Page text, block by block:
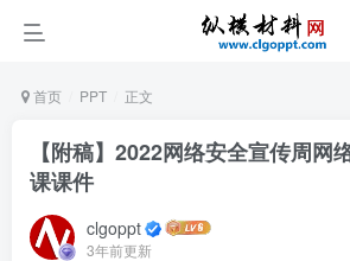
首页 PPT 正文
【附稿】2022网络安全宣传周网
课课件
clgoppt
3年前更新